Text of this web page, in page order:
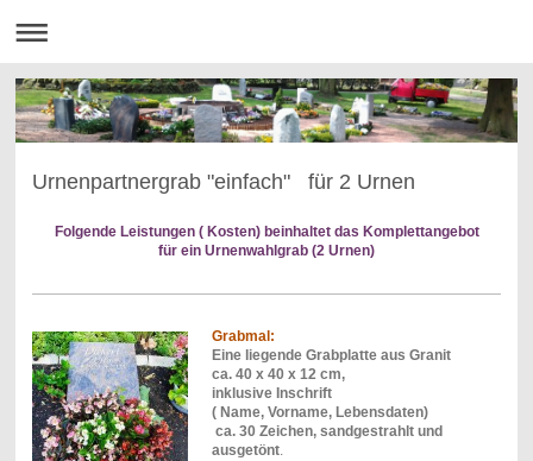
Urnenpartnergrab "einfach" für 2 Urnen
Folgende Leistungen ( Kosten) beinhaltet das Komplettangebot
für ein Urnenwahlgrab (2 Urnen)
Grabmal:
Eine liegende Grabplatte aus Granit
ca. 40 x 40 x 12 cm,
inklusive Inschrift
( Name, Vorname, Lebensdaten)
ca. 30 Zeichen, sandgestrahlt und
ausgetönt.